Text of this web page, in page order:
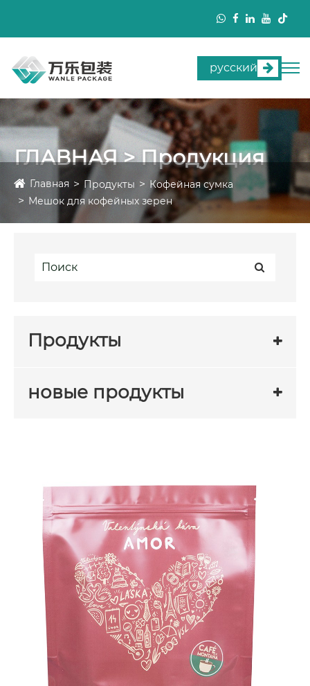
русский
ГЛАВНАЯ > Продукция
Главная Продукты
Кофейная сумка
Мешок для кофейных зерен
Продукты
новые продукты